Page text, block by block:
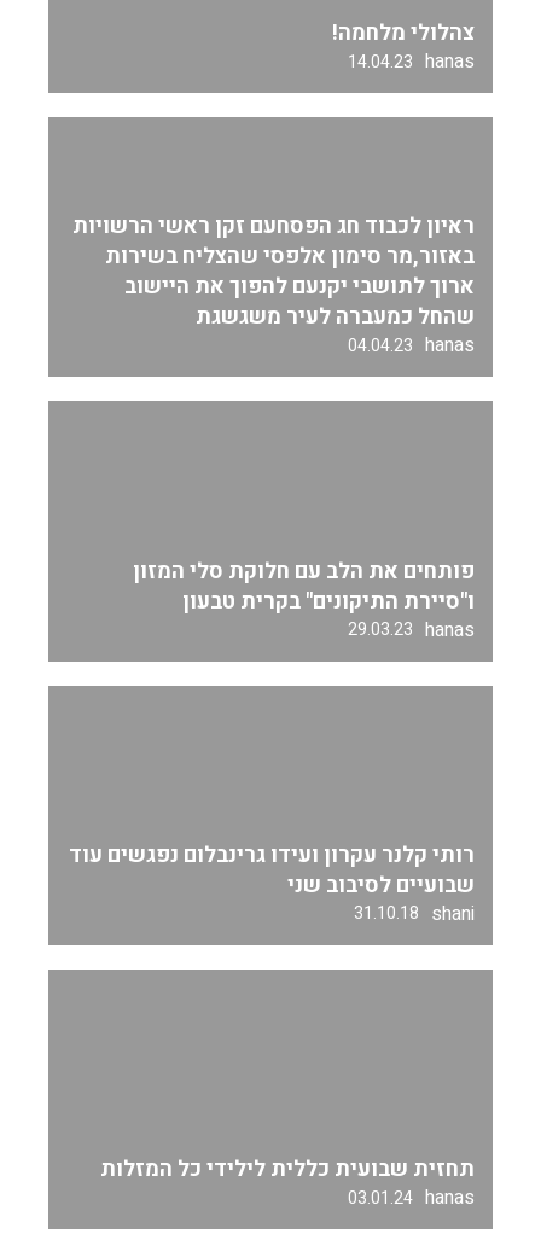
צהלולי מלחמה!
hanas
14.04.23
ראיון לכבוד חג הפסחעם זקן ראשי הרשויות
באזור,מר סימון אלפסי שהצליח בשירות
ארוך לתושבי יקנעם להפוך את היישוב
שהחל כמעברה לעיר משגשגת
hanas
04.04.23
פותחים את הלב עם חלוקת סלי המזון
ו"סיירת התיקונים" בקרית טבעון
hanas
29.03.23
רותי קלנר עקרון ועידו גרינבלום נפגשים עוד
שבועיים לסיבוב שני
shani
31.10.18
תחזית שבועית כללית לילידי כל המזלות
hanas
03.01.24